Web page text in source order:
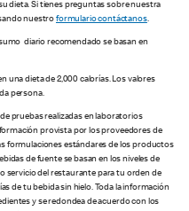
dieta. Si tienes preguntas sobre nuestra
nuestroformulario contáctanos.
diario recomendado se basan en
una dieta de 2,000 calorías. Los valores
persona.
pruebas realizadas en laboratorios
provista por los proveedores de
formulaciones estándares de los productos
de fuente se basan en los niveles de
servicio del restaurante para tu orden de
de tu bebida sin hielo. Toda la información
y se redondea de acuerdo con los